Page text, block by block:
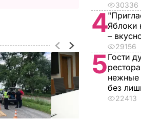
30336
4Яблоки
–
29156
5Гости
нежные
без
22413